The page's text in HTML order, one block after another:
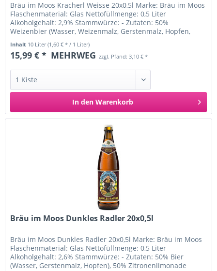
Bräu im Moos Kracherl Weisse 20x0,5l Marke: Bräu im Moos
Flaschenmaterial: Glas Nettofüllmenge: 0,5 Liter
Alkoholgehalt: 2,9% Stammwürze: - Zutaten: 50%
Weizenbier (Wasser, Weizenmalz, Gerstenmalz, Hopfen,
Inhalt 10 Liter(1,60 € * / 1 Liter)
15,99 € * MEHRWEG zzgl. Pfand: 3,10 € *
In den Warenkorb
Bräu im Moos Dunkles Radler 20x0,5l
Bräu im Moos Dunkles Radler 20x0,5l Marke: Bräu im Moos
Flaschenmaterial: Glas Nettofüllmenge: 0,5 Liter
Alkoholgehalt: 2,6% Stammwürze: - Zutaten: 50% Bier
(Wasser, Gerstenmalz, Hopfen), 50% Zitronenlimonade